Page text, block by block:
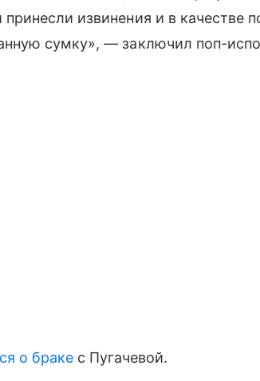
извинения и в качестве
сумку», — заключил поп-
о браке с Пугачевой.